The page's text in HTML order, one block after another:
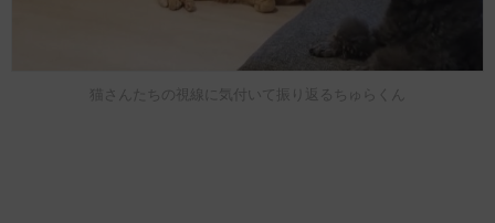
猫さんたちの視線に気付いて振り返るちゅらくん